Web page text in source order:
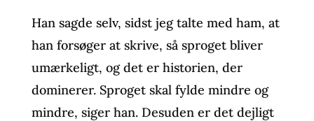
Han sagde selv, sidst jeg talte med ham, at
han forsøger at skrive, så sproget bliver
umærkeligt, og det er historien, der
dominerer. Sproget skal fylde mindre og
mindre, siger han. Desuden er det dejligt